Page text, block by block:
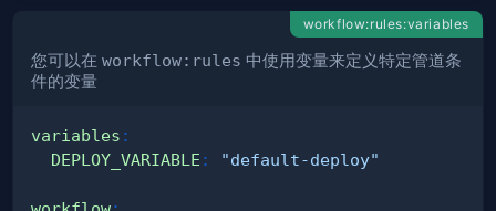
workflow:rules:variables
您可以在 workflow:rules 中使用变量来定义特定管道条
件的变量
variables :
DEPLOY_VARIABLE : "default-deploy"